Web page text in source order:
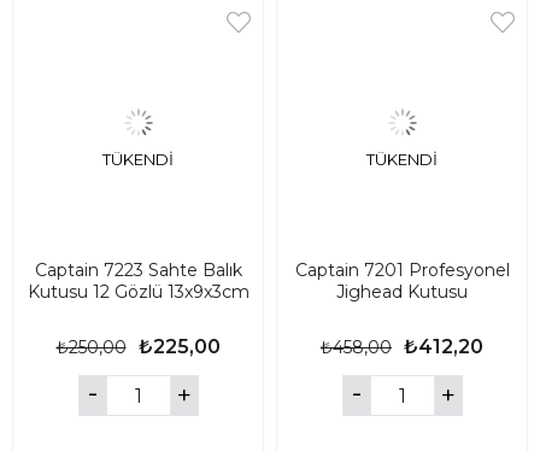
TÜKENDI
Captain 7223 Sahte Balık
Kutusu 12 Gözlü 13x9x3cm
₺225,00
₺250,00
TÜKENDI
Captain 7201 Profesyonel
Jighead Kutusu
₺412,20
₺458,00